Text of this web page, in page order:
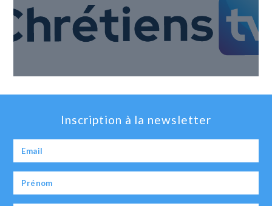
Inscription à la newsletter